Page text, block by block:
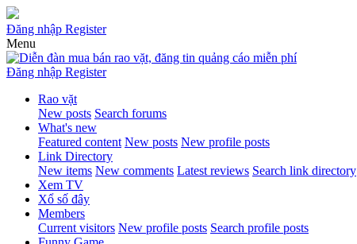
Đăng nhập Register
Menu
Đăng nhập Register
Rao vặt
New posts Search forums
What's new
Featured content New posts New profile posts
Link Directory
New items New comments Latest reviews Search link directory
Xem TV
Xổ số đây
Members
Current visitors New profile posts Search profile posts